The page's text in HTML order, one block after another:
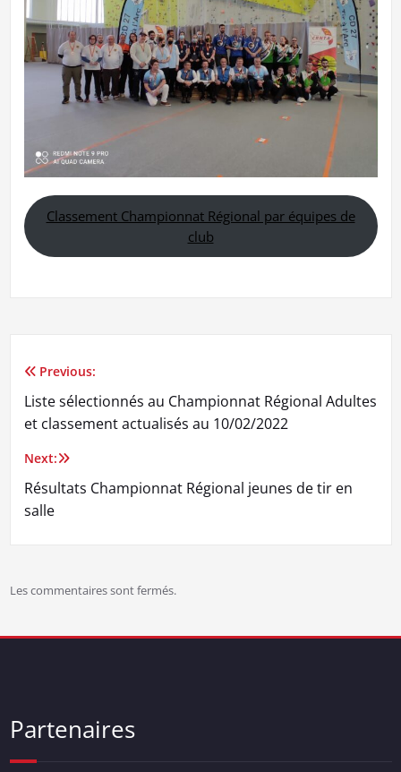
Classement Championnat Régional par équipes de
club
Navigation
de
l’article
Previous:
Liste sélectionnés au Championnat Régional Adultes
et classement actualisés au 10/02/2022
Next:
Résultats Championnat Régional jeunes de tir en
salle
Les commentaires sont fermés.
Partenaires